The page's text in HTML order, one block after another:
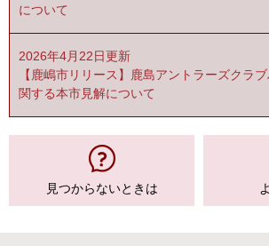
について
2026年4月22日更新
【鹿嶋市リリース】鹿島アントラーズクラ
関する本市見解について
見つからないときは